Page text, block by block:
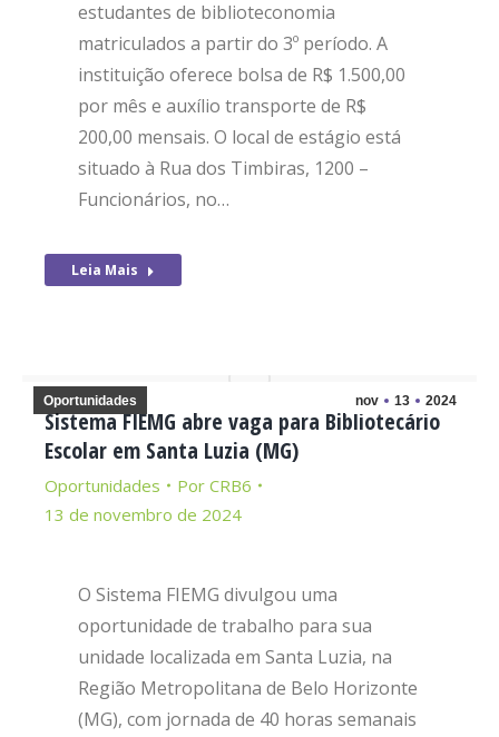
estudantes de biblioteconomia
matriculados a partir do 3º período. A
instituição oferece bolsa de R$ 1.500,00
por mês e auxílio transporte de R$
200,00 mensais. O local de estágio está
situado à Rua dos Timbiras, 1200 –
Funcionários, no…
Leia Mais
nov 13 2024
Oportunidades
Sistema FIEMG abre vaga para Bibliotecário
Escolar em Santa Luzia (MG)
Oportunidades Por CRB6
13 de novembro de 2024
O Sistema FIEMG divulgou uma
oportunidade de trabalho para sua
unidade localizada em Santa Luzia, na
Região Metropolitana de Belo Horizonte
(MG), com jornada de 40 horas semanais